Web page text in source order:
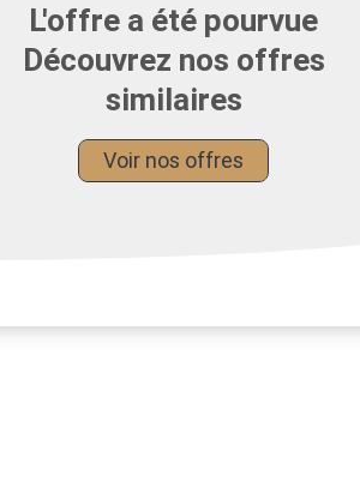
L'offre a été pourvue
Découvrez nos offres
similaires
Voir nos offres